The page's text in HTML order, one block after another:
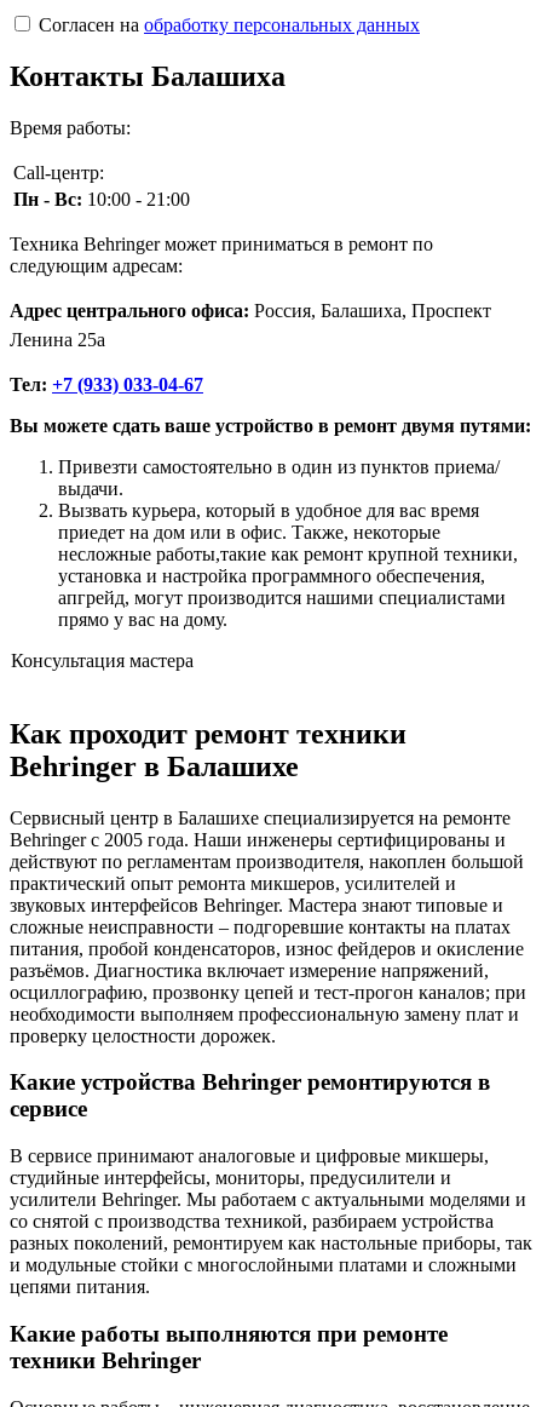
Согласен на обработку персональных данных
Контакты Балашиха
Время работы:
Call-центр:
Пн - Вс: 10:00 - 21:00
Техника Behringer может приниматься в ремонт по
следующим адресам:
Адрес центрального офиса: Россия, Балашиха, Проспект
Ленина 25а
Тел: +7 (933) 033-04-67
Вы можете сдать ваше устройство в ремонт двумя путями:
Привезти самостоятельно в один из пунктов приема/
выдачи.
Вызвать курьера, который в удобное для вас время
приедет на дом или в офис. Также, некоторые
несложные работы,такие как ремонт крупной техники,
установка и настройка программного обеспечения,
апгрейд, могут производится нашими специалистами
прямо у вас на дому.
Консультация мастера
Как проходит ремонт техники
Behringer в Балашихе
Сервисный центр в Балашихе специализируется на ремонте
Behringer с 2005 года. Наши инженеры сертифицированы и
действуют по регламентам производителя, накоплен большой
практический опыт ремонта микшеров, усилителей и
звуковых интерфейсов Behringer. Мастера знают типовые и
сложные неисправности – подгоревшие контакты на платах
питания, пробой конденсаторов, износ фейдеров и окисление
разъёмов. Диагностика включает измерение напряжений,
осциллографию, прозвонку цепей и тест-прогон каналов; при
необходимости выполняем профессиональную замену плат и
проверку целостности дорожек.
Какие устройства Behringer ремонтируются в
сервисе
В сервисе принимают аналоговые и цифровые микшеры,
студийные интерфейсы, мониторы, предусилители и
усилители Behringer. Мы работаем с актуальными моделями и
со снятой с производства техникой, разбираем устройства
разных поколений, ремонтируем как настольные приборы, так
и модульные стойки с многослойными платами и сложными
цепями питания.
Какие работы выполняются при ремонте
техники Behringer